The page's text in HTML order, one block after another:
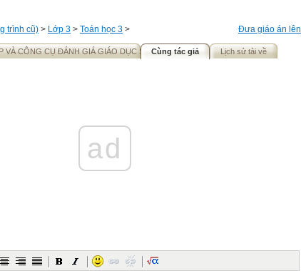
Đưa giáo án lên
trình cũ) > Lớp 3 > Toán học 3 >
VÀ CÔNG CỤ ĐÁNH GIÁ GIÁO DỤC STEMCùng tác giả Lịch sử tải về
ad